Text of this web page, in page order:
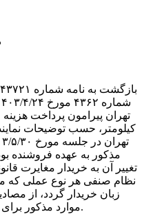
تهران پیرامون پرداخت
کیلومتر، حسب توضیحات
مذکور به عهده فروشنده
نظام صنفی هر نوع عملی که
زبان خریدار گردد، از
موارد مذکور برای تمامی واحدهای صنفی الزامی است.